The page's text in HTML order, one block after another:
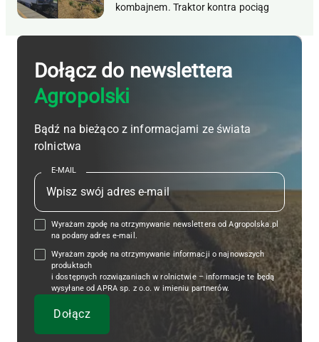
kombajnem. Traktor kontra pociąg
Dołącz do newslettera
Agropolski
Bądź na bieżąco z informacjami ze świata
rolnictwa
E-MAIL
Wyrażam zgodę na otrzymywanie newslettera od Agropolska.pl
na podany adres e-mail.
Wyrażam zgodę na otrzymywanie informacji o najnowszych
produktach
i dostępnych rozwiązaniach w rolnictwie – informacje te będą
wysyłane od APRA sp. z o.o. w imieniu partnerów.